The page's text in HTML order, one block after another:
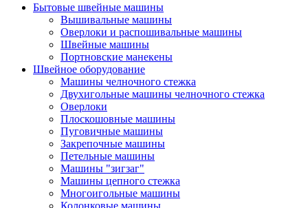
Бытовые швейные машины
Вышивальные машины
Оверлоки и распошивальные машины
Швейные машины
Портновские манекены
Швейное оборудование
Машины челночного стежка
Двухигольные машины челночного стежка
Оверлоки
Плоскошовные машины
Пуговичные машины
Закрепочные машины
Петельные машины
Машины "зигзаг"
Машины цепного стежка
Многоигольные машины
Колонковые машины